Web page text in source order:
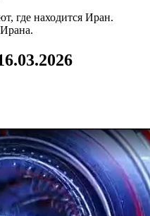
где находится Иран.